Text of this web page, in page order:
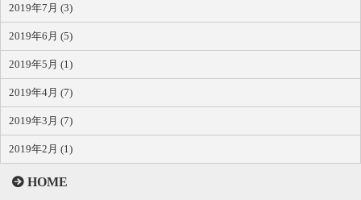
2019年7月 (3)
2019年6月 (5)
2019年5月 (1)
2019年4月 (7)
2019年3月 (7)
2019年2月 (1)
HOME